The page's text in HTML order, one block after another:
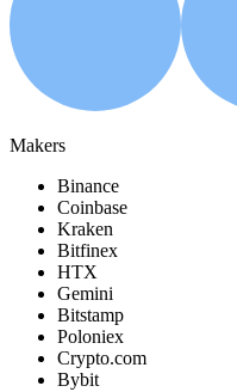
Makers
Binance
Coinbase
Kraken
Bitfinex
HTX
Gemini
Bitstamp
Poloniex
Crypto.com
Bybit